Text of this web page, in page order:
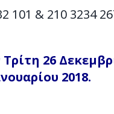
101 & 210 3234
26
2018.